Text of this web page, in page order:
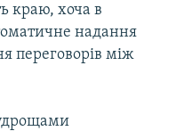
краю, хоча в
надання
переговорів між